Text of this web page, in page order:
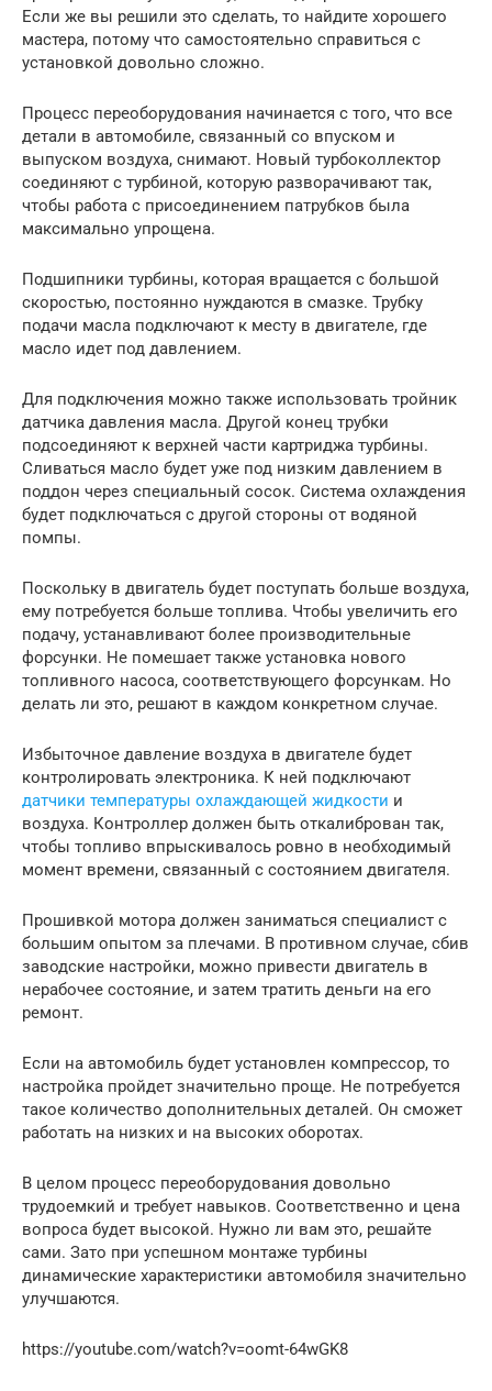
Если же вы решили это сделать, то найдите хорошего
мастера, потому что самостоятельно справиться с
установкой довольно сложно.
Процесс переоборудования начинается с того, что все
детали в автомобиле, связанный со впуском и
выпуском воздуха, снимают. Новый турбоколлектор
соединяют с турбиной, которую разворачивают так,
чтобы работа с присоединением патрубков была
максимально упрощена.
Подшипники турбины, которая вращается с большой
скоростью, постоянно нуждаются в смазке. Трубку
подачи масла подключают к месту в двигателе, где
масло идет под давлением.
Для подключения можно также использовать тройник
датчика давления масла. Другой конец трубки
подсоединяют к верхней части картриджа турбины.
Сливаться масло будет уже под низким давлением в
поддон через специальный сосок. Система охлаждения
будет подключаться с другой стороны от водяной
помпы.
Поскольку в двигатель будет поступать больше воздуха,
ему потребуется больше топлива. Чтобы увеличить его
подачу, устанавливают более производительные
форсунки. Не помешает также установка нового
топливного насоса, соответствующего форсункам. Но
делать ли это, решают в каждом конкретном случае.
Избыточное давление воздуха в двигателе будет
контролировать электроника. К ней подключают
датчики температуры охлаждающей жидкости и
воздуха. Контроллер должен быть откалиброван так,
чтобы топливо впрыскивалось ровно в необходимый
момент времени, связанный с состоянием двигателя.
Прошивкой мотора должен заниматься специалист с
большим опытом за плечами. В противном случае, сбив
заводские настройки, можно привести двигатель в
нерабочее состояние, и затем тратить деньги на его
ремонт.
Если на автомобиль будет установлен компрессор, то
настройка пройдет значительно проще. Не потребуется
такое количество дополнительных деталей. Он сможет
работать на низких и на высоких оборотах.
В целом процесс переоборудования довольно
трудоемкий и требует навыков. Соответственно и цена
вопроса будет высокой. Нужно ли вам это, решайте
сами. Зато при успешном монтаже турбины
динамические характеристики автомобиля значительно
улучшаются.
https://youtube.com/watch?v=oomt-64wGK8